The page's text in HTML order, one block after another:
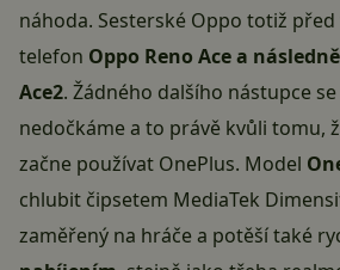
náhoda. Sesterské Oppo totiž
telefon Oppo Reno Ace a
Ace2. Žádného dalšího nástupce
nedočkáme a to právě kvůli tomu,
začne používat OnePlus. Model
chlubit čipsetem MediaTek
zaměřený na hráče a potěší také